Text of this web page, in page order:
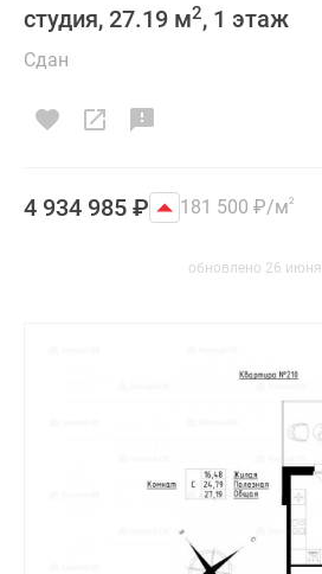
студия, 27.19 м2, 1 этаж
Сдан
4 934 985 ₽ 181 500 ₽/м2
обновлено 26 июня